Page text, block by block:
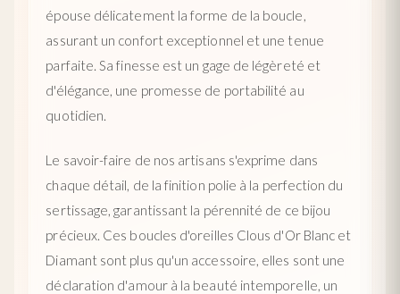
épouse délicatement la forme de la boucle,
assurant un confort exceptionnel et une tenue
parfaite. Sa finesse est un gage de légèreté et
d'élégance, une promesse de portabilité au
quotidien.
Le savoir-faire de nos artisans s'exprime dans
chaque détail, de la finition polie à la perfection du
sertissage, garantissant la pérennité de ce bijou
précieux. Ces boucles d'oreilles Clous d'Or Blanc et
Diamant sont plus qu'un accessoire, elles sont une
déclaration d'amour à la beauté intemporelle, un